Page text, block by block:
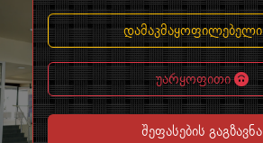
დამაკმაყოფილებელი
უარყოფითი
შეფასების გაგზავნა